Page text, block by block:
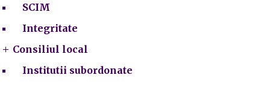
SCIM
Integritate
Consiliul local
Institutii subordonate